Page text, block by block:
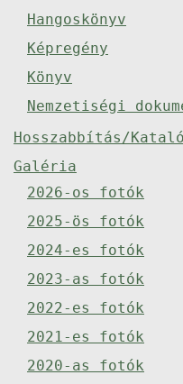
Hangoskönyv
Képregény
Könyv
Nemzetiségi
Hosszabbítás/
Galéria
2026-os fotók
2025-ös fotók
2024-es fotók
2023-as fotók
2022-es fotók
2021-es fotók
2020-as fotók